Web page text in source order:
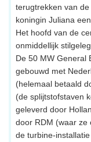
terugtrekken van
koningin Juliana
Het hoofd van de
onmiddellijk
De 50 MW General
gebouwd met
(helemaal betaald
(de splijtstofstaven
geleverd door
door RDM (waar ze
de turbine-